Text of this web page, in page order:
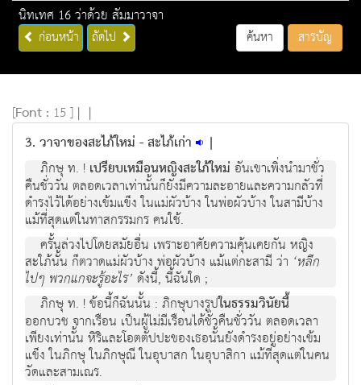
นิทเทศ 16 ว่าด้วย สัมมาวาจา
ก่อนหน้า ถัดไป ค้นหา สารบัญ
[Font : 15 ] | |
3. วาจาของสะไภ้ใหม่ - สะไภ้เก่า |
ภิกษุ ท. ! เปรียบเหมือนหญิงสะใภ้ใหม่ อันเขาเพิ่งนำมาชั่ว
คืนชั่ววัน ตลอดเวลาเท่านั้นก็ยังมีความละอายและความกลัวที่
ดำรงไว้ได้อย่างเข้มแข็ง ในแม่ผัวบ้าง ในพ่อผัวบ้าง ในสามีบ้าง
แม้ที่สุดแต่ในทาสกรรมกร คนใช้.
ครั้นล่วงไปโดยสมัยอื่น เพราะอาศัยความคุ้นเคยกัน หญิง
สะใภ้นั้น ก็ตวาดแม่ผัวบ้าง พ่อผัวบ้าง แม้แต่กะสามี ว่า ‘หลีก
ไปๆ พวกแกจะรู้อะไร’ ดังนี้, นี้ฉันใด ;
ภิกษุ ท. ! ข้อนี้ก็ฉันนั้น : ภิกษุบางรูปในธรรมวินัยนี้
ออกบวช จากเรือน เป็นผู้ไม่มีเรือนได้ชั่วคืนชั่ววัน ตลอดเวลา
เพียงเท่านั้น หิริและโอตตัปปะของเธอนั้นยังดำรงอยู่อย่างเข้ม
แข็ง ในภิกษุ ในภิกษุณี ในอุบาสก ในอุบาสิกา แม้ที่สุดแต่ในคน
วัดและสามเณร.